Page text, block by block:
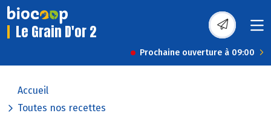
Le Grain D'or 2
Prochaine ouverture à 09:00
Accueil
Toutes nos recettes